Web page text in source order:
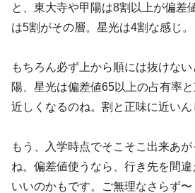
と、東大寺や甲陽は8割以上が偏差
は5割がその層。星光は4割な感じ。
もちろん必ず上から順には抜けな
陽、星光は偏差値65以上の占有率
近しくなるのね。割と正味に近いん
もう、入学時点でそこそこ出来あ
ね。偏差値使うなら、行き先を間
いいのかもです。ご無理なさらず〜